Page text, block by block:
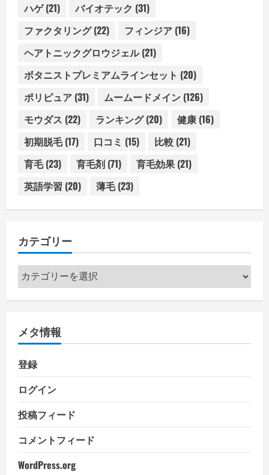
ハゲ(21) バイオテック (31)
ファクタリング(22) フィンジア (16)
ヘアトニックグロウジェル(21)
ボタニストプレミアムラインセット (20)
ポリピュア (31) ムームードメイン (126)
モウダス (22) ランキング(20) 健康 (16)
初期脱毛(17) 口コミ (15) 比較 (21)
育毛(23) 育毛剤 (71) 育毛効果 (21)
英語学習 (20) 薄毛(23)
カテゴリー
カ
テ
ー
メタ情報
登録
ログイン
投稿フィード
コメントフィード
WordPress.org